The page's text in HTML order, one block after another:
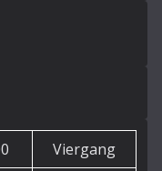
Viergang